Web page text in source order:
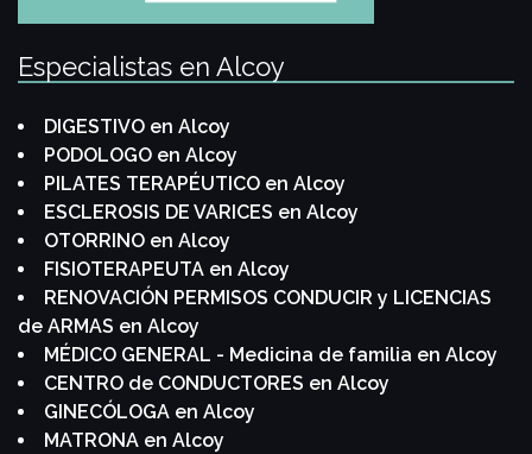
Especialistas en Alcoy
DIGESTIVO en Alcoy
PODOLOGO en Alcoy
PILATES TERAPÉUTICO en Alcoy
ESCLEROSIS DE VARICES en Alcoy
OTORRINO en Alcoy
FISIOTERAPEUTA en Alcoy
RENOVACIÓN PERMISOS CONDUCIR y LICENCIAS
de ARMAS en Alcoy
MÉDICO GENERAL - Medicina de familia en Alcoy
CENTRO de CONDUCTORES en Alcoy
GINECÓLOGA en Alcoy
MATRONA en Alcoy